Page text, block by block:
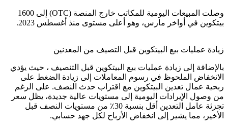
وصلت المبيعات اليومية للمكاتب خارج المنصة (OTC) إلى 1600
بيتكوين في أواخر مارس، وهو أعلى مستوى منذ أغسطس 2023.
زيادة عمليات بيع البيتكوين قبل التصيف من المعدنين
بالإضافة إلى زيادة عمليات بيع البيتكوين قبل التنصيف ، حيث يؤدي
الانخفاض الملحوظ في رسوم المعاملات إلى زيادة الضغط على
ربحية عمال تعدين البيتكوين مع اقتراب حدث النصف. على الرغم
من وصول الإيرادات اليومية إلى مستويات عالية جديدة، يظل سعر
تجزئة عامل التعدين أقل بنسبة 30٪ من مستويات النصف قبل
الأخير، مما يشير إلى انخفاض الأرباح لكل جهد حسابي.